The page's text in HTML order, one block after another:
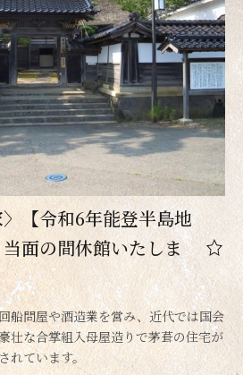
【令和6年能登半島地
面の間休館いたしま
船問屋や酒造業を営み、近代では国会
壮な合掌組入母屋造りで茅葺の住宅が
れています。